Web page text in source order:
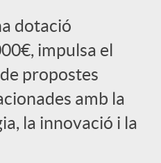
dotació
impulsa el
propostes
amb la
la innovació i la